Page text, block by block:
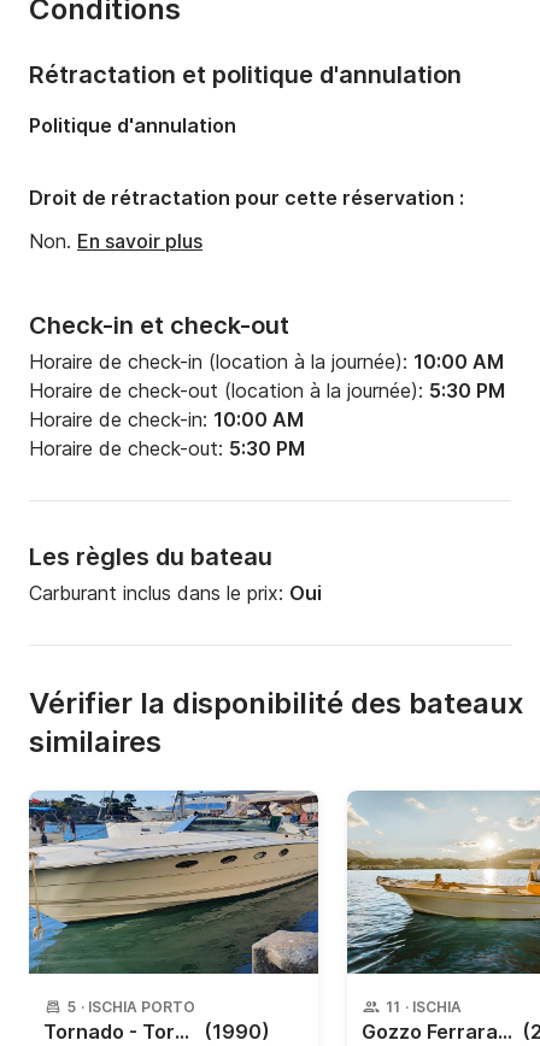
Capacité à bord:
Nombre de salles de bains:
Conditions
Check-in et check-out
Horaire de check-in (location à la journée): 10:00 AM
Horaire de check-out (location à la journée): 5:30 PM
Horaire de check-in: 10:00 AM
Horaire de check-out: 5:30 PM
Les règles du bateau
Carburant inclus dans le prix: Oui
Rétractation et politique d'annulation
Politique d'annulation
Droit de rétractation pour cette réservation :
Non. En savoir plus
Vérifier la disponibilité des bateaux
similaires
5 · ISCHIA PORTO
Tornado - Tornado 38 classic (1990)
11 · ISCHIA
Gozzo Ferrara - Gozzo 35 ft